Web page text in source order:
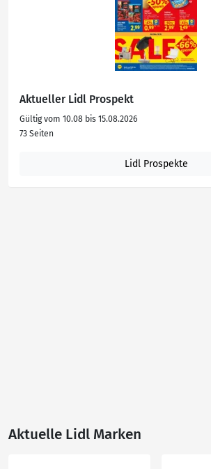
Aktueller Lidl Prospekt
Gültig vom 10.08 bis 15.08.2026
73 Seiten
Lidl Prospekte
Aktuelle Lidl Marken